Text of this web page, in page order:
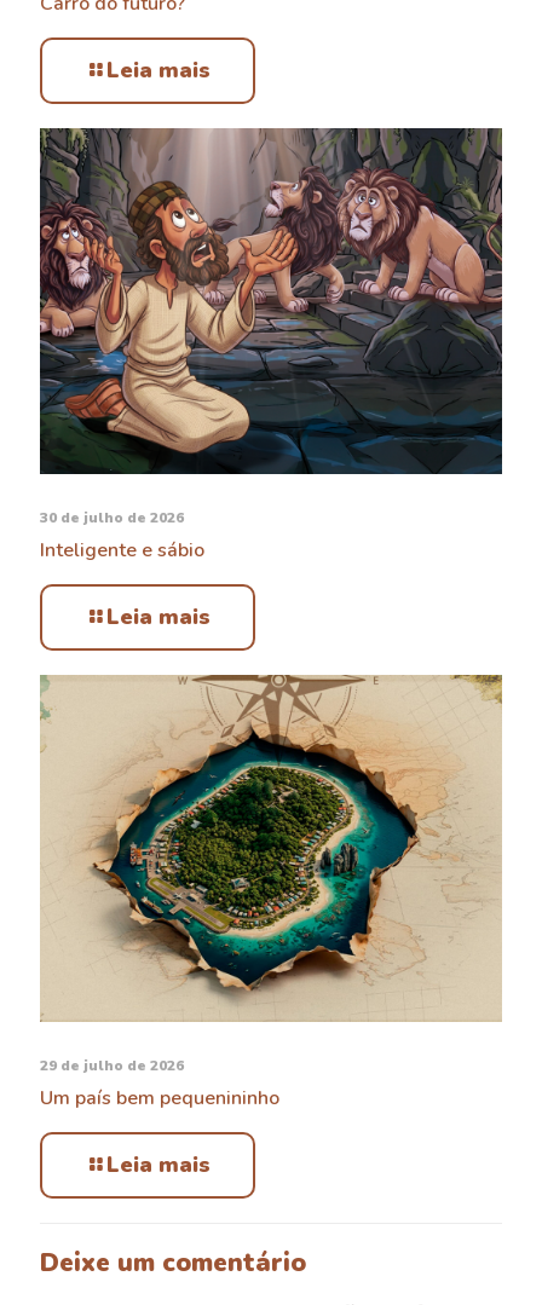
Leia mais
30 de julho de 2026
Inteligente e sábio
Leia mais
29 de julho de 2026
Um país bem pequenininho
Leia mais
Deixe um comentário